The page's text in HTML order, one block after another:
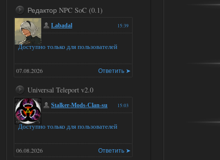
Редактор NPC SoC (0.1)
15:39
Labadal
Доступно только для пользователей
Ответить ➤
07.08.2026
Universal Teleport v2.0
15:03
Stalker-Mods-Clan-su
Доступно только для пользователей
Ответить ➤
06.08.2026